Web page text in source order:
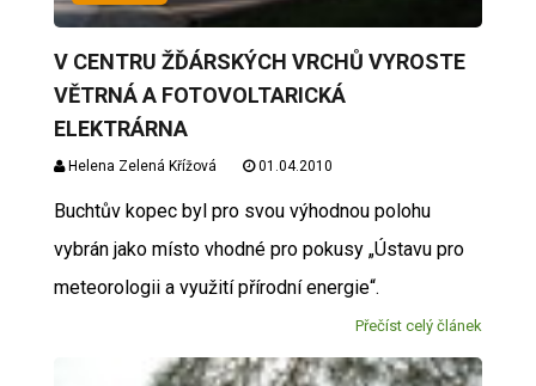
V CENTRU ŽĎÁRSKÝCH VRCHŮ VYROSTE
VĚTRNÁ A FOTOVOLTARICKÁ
ELEKTRÁRNA
Helena Zelená Křížová 01.04.2010
Buchtův kopec byl pro svou výhodnou polohu
vybrán jako místo vhodné pro pokusy „Ústavu pro
meteorologii a využití přírodní energie“.
Přečíst celý článek